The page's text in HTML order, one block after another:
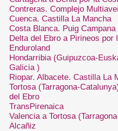
Contreras. Complejo
Cuenca. Castilla La Mancha
Costa Blanca. Puig Campana
Delta del Ebro a Pirineos por
Enduroland
Hondarribia (Guipuzcoa-
Galicia )
Riopar. Albacete. Castilla La
Tortosa (Tarragona-
del Ebro
TransPirenaica
Valencia a Tortosa
Alcañiz